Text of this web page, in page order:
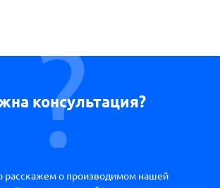
консультация?
расскажем о производимом нашей